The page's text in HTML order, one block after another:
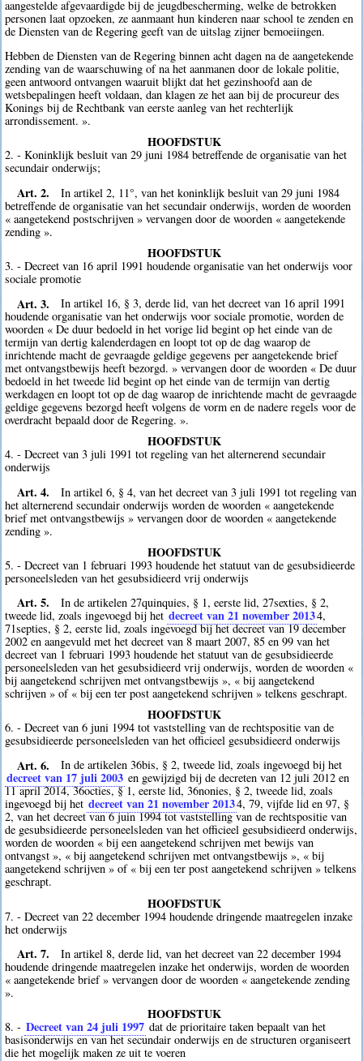
aangestelde afgevaardigde bij de jeugdbescherming, welke de betrokken
personen laat opzoeken, ze aanmaant hun kinderen naar school te zenden en
de Diensten van de Regering geeft van de uitslag zijner bemoeiingen.
Hebben de Diensten van de Regering binnen acht dagen na de aangetekende
zending van de waarschuwing of na het aanmanen door de lokale politie,
geen antwoord ontvangen waaruit blijkt dat het gezinshoofd aan de
wetsbepalingen heeft voldaan, dan klagen ze het aan bij de procureur des
Konings bij de Rechtbank van eerste aanleg van het rechterlijk
arrondissement. ».
HOOFDSTUK
2. - Koninklijk besluit van 29 juni 1984 betreffende de organisatie van het
secundair onderwijs;
Art. 2.
In artikel 2, 11°, van het koninklijk besluit van 29 juni 1984
betreffende de organisatie van het secundair onderwijs, worden de woorden
« aangetekend postschrijven » vervangen door de woorden « aangetekende
zending ».
HOOFDSTUK
3. - Decreet van 16 april 1991 houdende organisatie van het onderwijs voor
sociale promotie
Art. 3.
In artikel 16, § 3, derde lid, van het decreet van 16 april 1991
houdende organisatie van het onderwijs voor sociale promotie, worden de
woorden « De duur bedoeld in het vorige lid begint op het einde van de
termijn van dertig kalenderdagen en loopt tot op de dag waarop de
inrichtende macht de gevraagde geldige gegevens per aangetekende brief
met ontvangstbewijs heeft bezorgd. » vervangen door de woorden « De duur
bedoeld in het tweede lid begint op het einde van de termijn van dertig
werkdagen en loopt tot op de dag waarop de inrichtende macht de gevraagde
geldige gegevens bezorgd heeft volgens de vorm en de nadere regels voor de
overdracht bepaald door de Regering. ».
HOOFDSTUK
4. - Decreet van 3 juli 1991 tot regeling van het alternerend secundair
onderwijs
Art. 4.
In artikel 6, § 4, van het decreet van 3 juli 1991 tot regeling van
het alternerend secundair onderwijs worden de woorden « aangetekende
brief met ontvangstbewijs » vervangen door de woorden « aangetekende
zending ».
HOOFDSTUK
5. - Decreet van 1 februari 1993 houdende het statuut van de gesubsidieerde
personeelsleden van het gesubsidieerd vrij onderwijs
Art. 5.
In de artikelen 27quinquies, § 1, eerste lid, 27sexties, § 2,
tweede lid, zoals ingevoegd bij het decreet van 21 november 20134,
71septies, § 2, eerste lid, zoals ingevoegd bij het decreet van 19 december
2002 en aangevuld met het decreet van 8 maart 2007, 85 en 99 van het
decreet van 1 februari 1993 houdende het statuut van de gesubsidieerde
personeelsleden van het gesubsidieerd vrij onderwijs, worden de woorden «
bij aangetekend schrijven met ontvangstbewijs », « bij aangetekend
schrijven » of « bij een ter post aangetekend schrijven » telkens geschrapt.
HOOFDSTUK
6. - Decreet van 6 juni 1994 tot vaststelling van de rechtspositie van de
gesubsidieerde personeelsleden van het officieel gesubsidieerd onderwijs
Art. 6. In de artikelen 36bis, § 2, tweede lid, zoals ingevoegd bij het
decreet van 17 juli 2003 en gewijzigd bij de decreten van 12 juli 2012 en
11 april 2014, 36octies, § 1, eerste lid, 36nonies, § 2, tweede lid, zoals
ingevoegd bij het decreet van 21 november 20134, 79, vijfde lid en 97, §
2, van het decreet van 6 juin 1994 tot vaststelling van de rechtspositie van
de gesubsidieerde personeelsleden van het officieel gesubsidieerd onderwijs,
worden de woorden « bij een aangetekend schrijven met bewijs van
ontvangst », « bij aangetekend schrijven met ontvangstbewijs », « bij
aangetekend schrijven » of « bij een ter post aangetekend schrijven » telkens
geschrapt.
HOOFDSTUK
7. - Decreet van 22 december 1994 houdende dringende maatregelen inzake
het onderwijs
Art. 7.
In artikel 8, derde lid, van het decreet van 22 december 1994
houdende dringende maatregelen inzake het onderwijs, worden de woorden
« aangetekende brief » vervangen door de woorden « aangetekende zending
».
HOOFDSTUK
8. - Decreet van 24 juli 1997 dat de prioritaire taken bepaalt van het
basisonderwijs en van het secundair onderwijs en de structuren organiseert
die het mogelijk maken ze uit te voeren